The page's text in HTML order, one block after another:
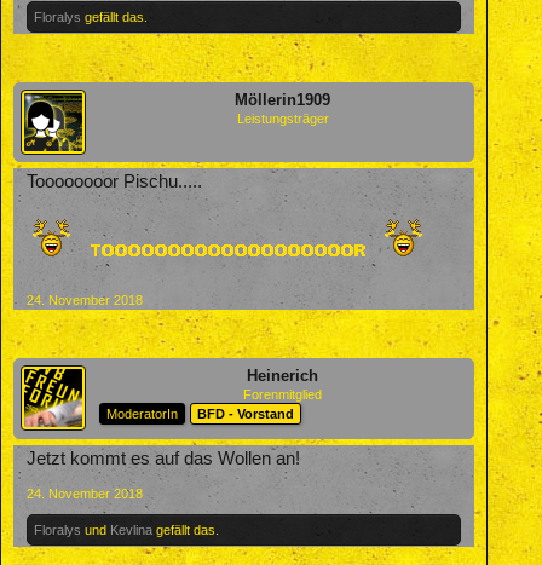
Floralys gefällt das.
Möllerin1909
Leistungsträger
Toooooooor Pischu.....
24. November 2018
Heinerich
Forenmitglied
ModeratorIn
BFD - Vorstand
Jetzt kommt es auf das Wollen an!
24. November 2018
Floralys und Kevlina gefällt das.